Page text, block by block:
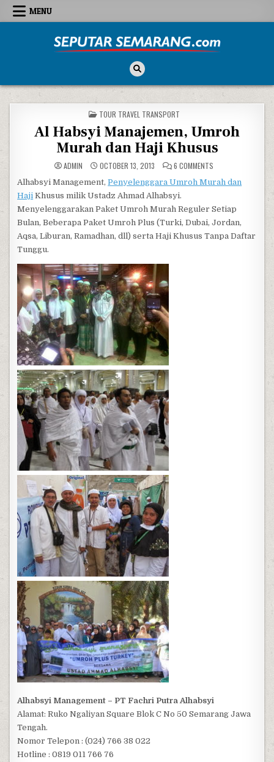
Skip to content
MENU
POSTED IN
TOUR TRAVEL TRANSPORT
Al Habsyi Manajemen, Umroh
Murah dan Haji Khusus
ADMIN OCTOBER 13, 2013 6 COMMENTS
Alhabsyi Management,Penyelenggara Umroh Murah dan
Haji Khusus milik Ustadz Ahmad Alhabsyi.
Menyelenggarakan Paket Umroh Murah Reguler Setiap
Bulan, Beberapa Paket Umroh Plus (Turki, Dubai, Jordan,
Aqsa, Liburan, Ramadhan, dll) serta Haji Khusus Tanpa Daftar
Tunggu.
Alhabsyi Management – PT Fachri Putra Alhabsyi
Alamat: Ruko Ngaliyan Square Blok C No 50 Semarang Jawa
Tengah.
Nomor Telepon : (024) 766 38 022
Hotline : 0819 011 766 76